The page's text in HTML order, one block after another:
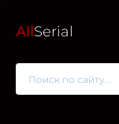
AllSerial